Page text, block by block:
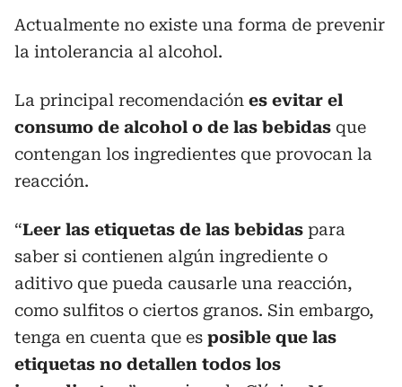
Actualmente no existe una forma de prevenir
la intolerancia al alcohol.
La principal recomendación es evitar el
consumo de alcohol o de las bebidas que
contengan los ingredientes que provocan la
reacción.
“Leer las etiquetas de las bebidas para
saber si contienen algún ingrediente o
aditivo que pueda causarle una reacción,
como sulfitos o ciertos granos. Sin embargo,
tenga en cuenta que es posible que las
etiquetas no detallen todos los